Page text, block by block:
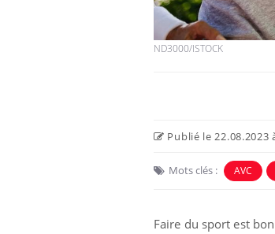
ND3000/ISTOCK
Publié le 22.08.2023
Mots clés : AVC
Faire du sport est